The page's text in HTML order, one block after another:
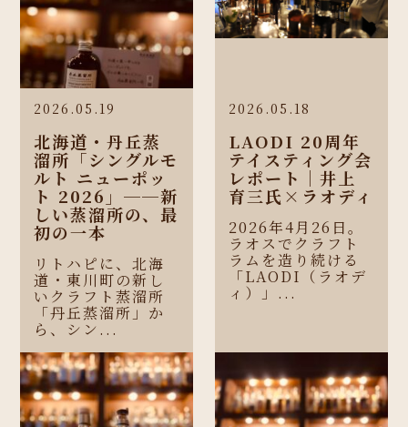
2026.05.19
北海道・丹丘蒸
溜所「シングルモ
ルト ニューポッ
ト 2026」──新
しい蒸溜所の、最
初の一本
リトハピに、北海
道・東川町の新し
いクラフト蒸溜所
「丹丘蒸溜所」か
ら、シン...
2026.05.18
LAODI 20周年
テイスティング会
レポート｜井上
育三氏×ラオディ
2026年4月26日。
ラオスでクラフト
ラムを造り続ける
「LAODI（ラオデ
ィ）」...